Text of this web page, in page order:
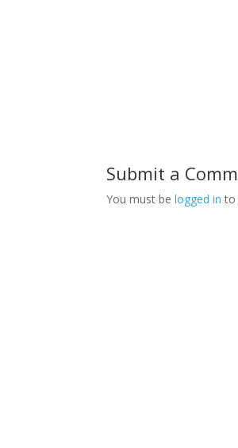
Submit a
You must belogged in to